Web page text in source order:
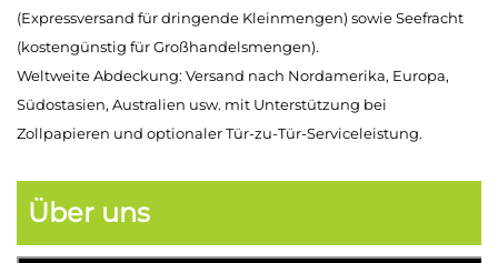
(Expressversand für dringende Kleinmengen) sowie Seefracht
(kostengünstig für Großhandelsmengen).
Weltweite Abdeckung: Versand nach Nordamerika, Europa,
Südostasien, Australien usw. mit Unterstützung bei
Zollpapieren und optionaler Tür-zu-Tür-Serviceleistung.
Über uns